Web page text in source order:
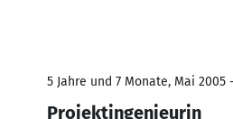
5 Jahre und 7 Monate, Mai 2005
Projektingenieurin